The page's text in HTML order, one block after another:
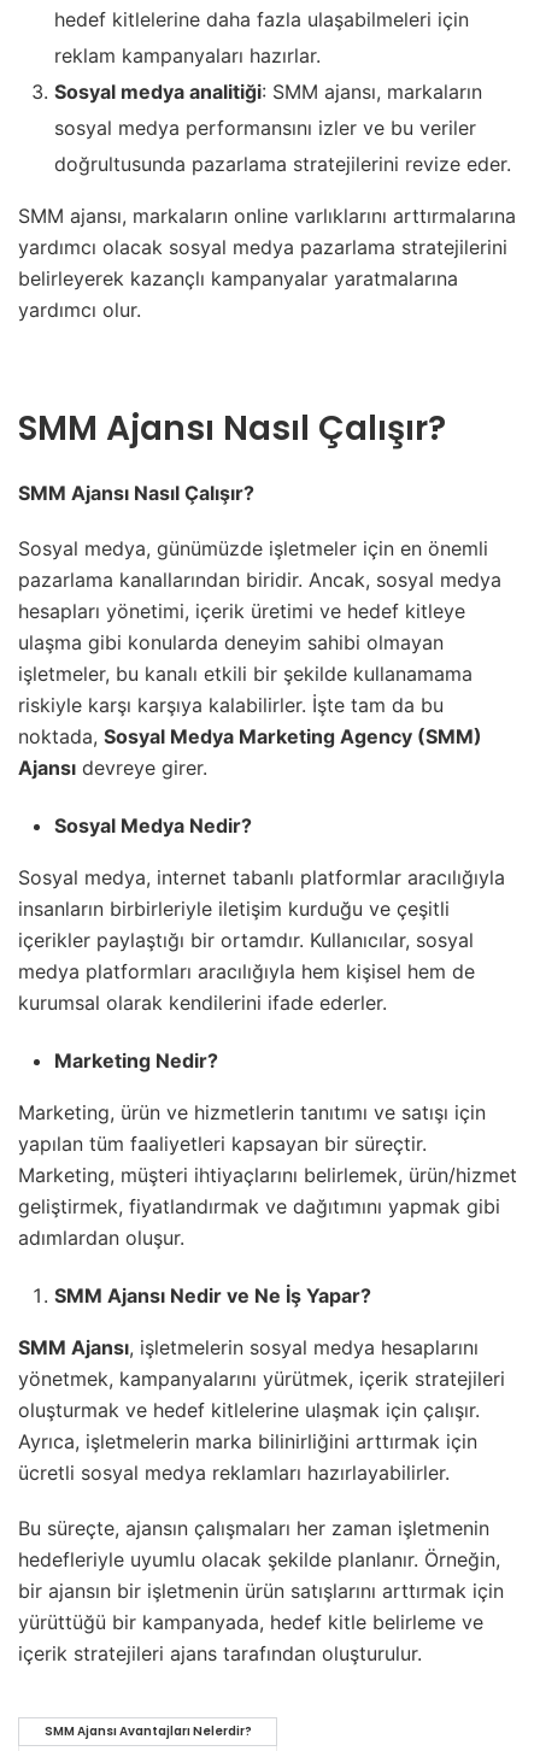
hedef kitlelerine daha fazla ulaşabilmeleri için
reklam kampanyaları hazırlar.
Sosyal medya analitiği: SMM ajansı, markaların
sosyal medya performansını izler ve bu veriler
doğrultusunda pazarlama stratejilerini revize eder.
SMM ajansı, markaların online varlıklarını arttırmalarına
yardımcı olacak sosyal medya pazarlama stratejilerini
belirleyerek kazançlı kampanyalar yaratmalarına
yardımcı olur.
SMM Ajansı Nasıl Çalışır?
SMM Ajansı Nasıl Çalışır?
Sosyal medya, günümüzde işletmeler için en önemli
pazarlama kanallarından biridir. Ancak, sosyal medya
hesapları yönetimi, içerik üretimi ve hedef kitleye
ulaşma gibi konularda deneyim sahibi olmayan
işletmeler, bu kanalı etkili bir şekilde kullanamama
riskiyle karşı karşıya kalabilirler. İşte tam da bu
noktada, Sosyal Medya Marketing Agency (SMM)
Ajansı devreye girer.
Sosyal Medya Nedir?
Sosyal medya, internet tabanlı platformlar aracılığıyla
insanların birbirleriyle iletişim kurduğu ve çeşitli
içerikler paylaştığı bir ortamdır. Kullanıcılar, sosyal
medya platformları aracılığıyla hem kişisel hem de
kurumsal olarak kendilerini ifade ederler.
Marketing Nedir?
Marketing, ürün ve hizmetlerin tanıtımı ve satışı için
yapılan tüm faaliyetleri kapsayan bir süreçtir.
Marketing, müşteri ihtiyaçlarını belirlemek, ürün/hizmet
geliştirmek, fiyatlandırmak ve dağıtımını yapmak gibi
adımlardan oluşur.
SMM Ajansı Nedir ve Ne İş Yapar?
SMM Ajansı, işletmelerin sosyal medya hesaplarını
yönetmek, kampanyalarını yürütmek, içerik stratejileri
oluşturmak ve hedef kitlelerine ulaşmak için çalışır.
Ayrıca, işletmelerin marka bilinirliğini arttırmak için
ücretli sosyal medya reklamları hazırlayabilirler.
Bu süreçte, ajansın çalışmaları her zaman işletmenin
hedefleriyle uyumlu olacak şekilde planlanır. Örneğin,
bir ajansın bir işletmenin ürün satışlarını arttırmak için
yürüttüğü bir kampanyada, hedef kitle belirleme ve
içerik stratejileri ajans tarafından oluşturulur.
SMM Ajansı Avantajları Nelerdir?